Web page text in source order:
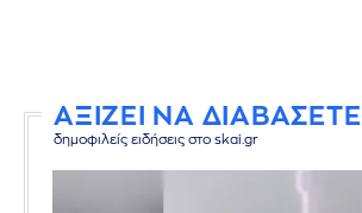
ΑΞΙΖΕΙ ΝΑ ΔΙΑΒΑΣΕΤΕ
δημοφιλείς ειδήσεις στο skai.gr